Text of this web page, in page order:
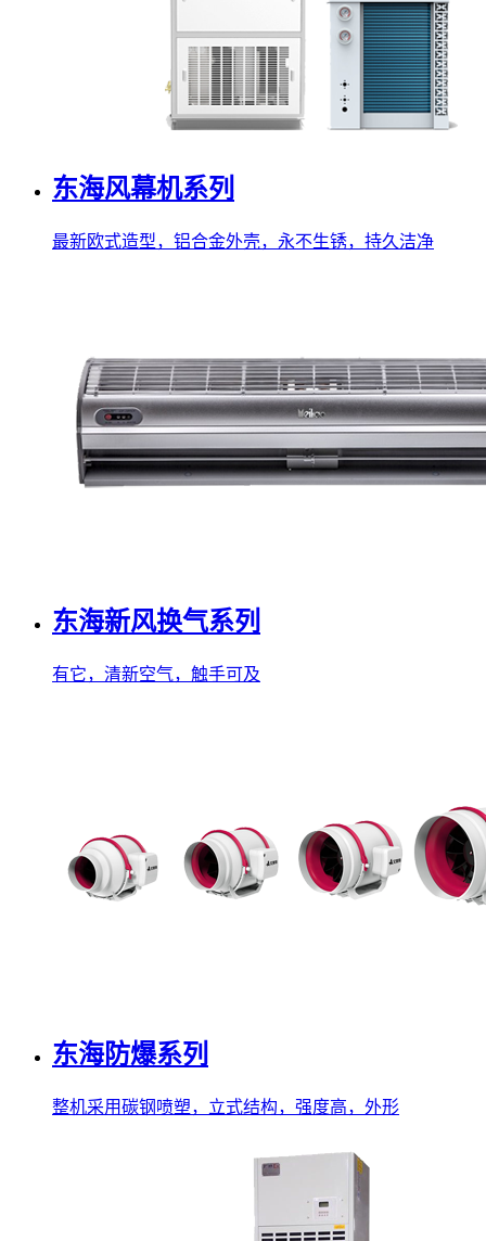
东海风幕机系列
最新欧式造型，铝合金外壳，永不生锈，持久洁净
东海新风换气系列
有它，清新空气，触手可及
东海防爆系列
整机采用碳钢喷塑，立式结构，强度高，外形